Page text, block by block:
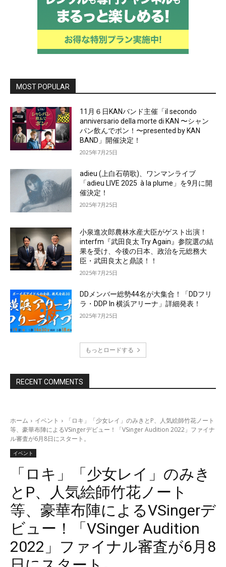
MOST POPULAR
11月６日KANバンド主催「il secondo
anniversario della morte di KAN 〜シャン
パン飲んでポン！〜presented by KAN
BAND」開催決定！
2025年7月25日
adieu (上白石萌歌)、ワンマンライブ
「adieu LIVE 2025 à la plume」を9月に開
催決定！
2025年7月25日
小泉進次郎農林水産大臣がゲスト出演！
interfm『武田良太 Try Again』参院選の結
果を受け、今後の日本、政治を元総務大
臣・武田良太と鼎談！！
2025年7月25日
DDメンバー総勢44名が大集合！「DDフリ
ラ・DDP In 横浜アリーナ」詳細発表！
2025年7月25日
もっとロードする
RECENT COMMENTS